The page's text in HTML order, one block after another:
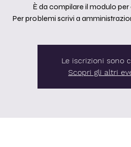
È da compilare il modulo
Per problemi scrivi a
Le iscrizioni sono
Scopri gli altri